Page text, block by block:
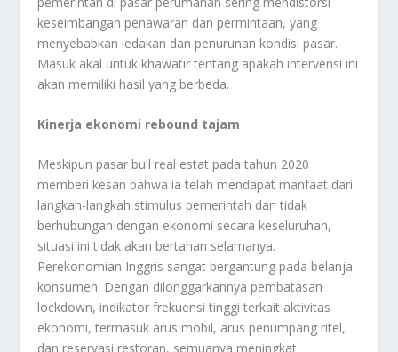
keseimbangan penawaran dan permintaan, yang
menyebabkan ledakan dan penurunan kondisi pasar.
Masuk akal untuk khawatir tentang apakah intervensi ini
akan memiliki hasil yang berbeda.
Kinerja ekonomi rebound tajam
Meskipun pasar bull real estat pada tahun 2020
memberi kesan bahwa ia telah mendapat manfaat dari
langkah-langkah stimulus pemerintah dan tidak
berhubungan dengan ekonomi secara keseluruhan,
situasi ini tidak akan bertahan selamanya.
Perekonomian Inggris sangat bergantung pada belanja
konsumen. Dengan dilonggarkannya pembatasan
lockdown, indikator frekuensi tinggi terkait aktivitas
ekonomi, termasuk arus mobil, arus penumpang ritel,
dan reservasi restoran, semuanya meningkat.